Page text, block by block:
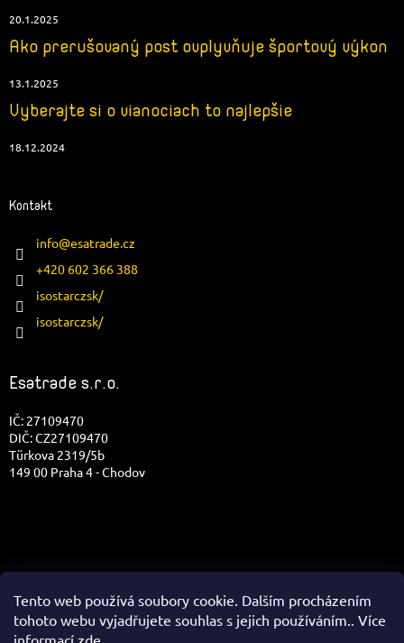
Tento web používá soubory cookie. Dalším procházením
tohoto webu vyjadřujete souhlas s jejich používáním.. Více
informací zde
20.1.2025
Ako prerušovaný post ovplyvňuje športový výkon
13.1.2025
Vyberajte si o vianociach to najlepšie
18.12.2024
Kontakt
info@esatrade.cz
+420 602 366 388
isostarczsk/
isostarczsk/
Esatrade s.r.o.
IČ: 27109470
DIČ: CZ27109470
Türkova 2319/5b
149 00 Praha 4 - Chodov